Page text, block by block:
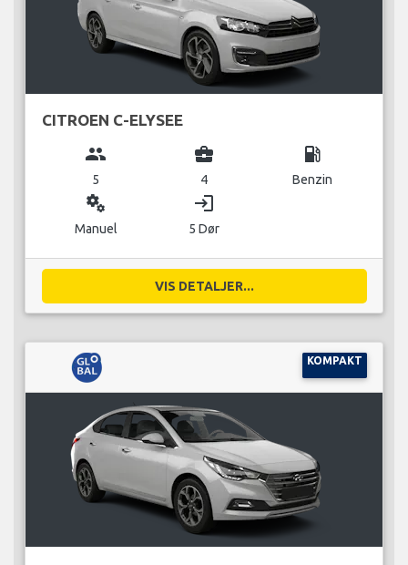
CITROEN C-ELYSEE
group
5
business_center
4
local_gas_station
Benzin
miscellaneous_services
Manuel
login
5 Dør
VIS DETALJER...
KOMPAKT